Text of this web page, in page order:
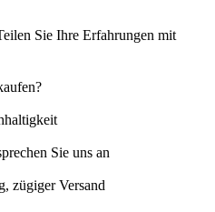
Sie Ihre Erfahrungen mit
Sie uns an
zügiger Versand